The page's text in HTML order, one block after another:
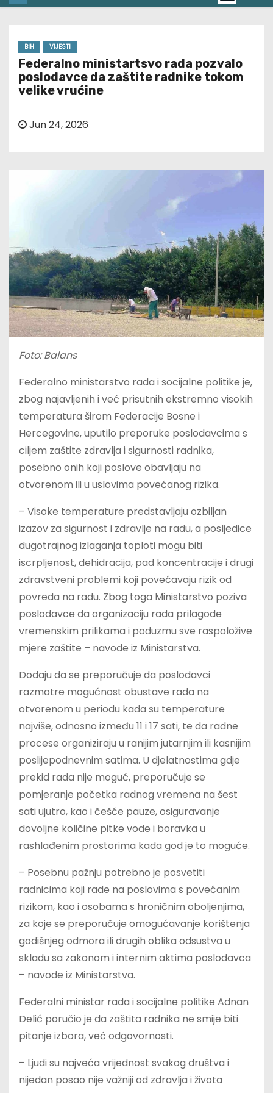
BIH VIJESTI
Federalno ministartsvo rada pozvalo
poslodavce da zaštite radnike tokom
velike vrućine
Jun 24, 2026
Foto: Balans
Federalno ministarstvo rada i socijalne politike je,
zbog najavljenih i već prisutnih ekstremno visokih
temperatura širom Federacije Bosne i
Hercegovine, uputilo preporuke poslodavcima s
ciljem zaštite zdravlja i sigurnosti radnika,
posebno onih koji poslove obavljaju na
otvorenom ili u uslovima povećanog rizika.
– Visoke temperature predstavljaju ozbiljan
izazov za sigurnost i zdravlje na radu, a posljedice
dugotrajnog izlaganja toploti mogu biti
iscrpljenost, dehidracija, pad koncentracije i drugi
zdravstveni problemi koji povećavaju rizik od
povreda na radu. Zbog toga Ministarstvo poziva
poslodavce da organizaciju rada prilagode
vremenskim prilikama i poduzmu sve raspoložive
mjere zaštite – navode iz Ministarstva.
Dodaju da se preporučuje da poslodavci
razmotre mogućnost obustave rada na
otvorenom u periodu kada su temperature
najviše, odnosno između 11 i 17 sati, te da radne
procese organiziraju u ranijim jutarnjim ili kasnijim
poslijepodnevnim satima. U djelatnostima gdje
prekid rada nije moguć, preporučuje se
pomjeranje početka radnog vremena na šest
sati ujutro, kao i češće pauze, osiguravanje
dovoljne količine pitke vode i boravka u
rashlađenim prostorima kada god je to moguće.
– Posebnu pažnju potrebno je posvetiti
radnicima koji rade na poslovima s povećanim
rizikom, kao i osobama s hroničnim oboljenjima,
za koje se preporučuje omogućavanje korištenja
godišnjeg odmora ili drugih oblika odsustva u
skladu sa zakonom i internim aktima poslodavca
– navode iz Ministarstva.
Federalni ministar rada i socijalne politike Adnan
Delić poručio je da zaštita radnika ne smije biti
pitanje izbora, već odgovornosti.
– Ljudi su najveća vrijednost svakog društva i
nijedan posao nije važniji od zdravlja i života